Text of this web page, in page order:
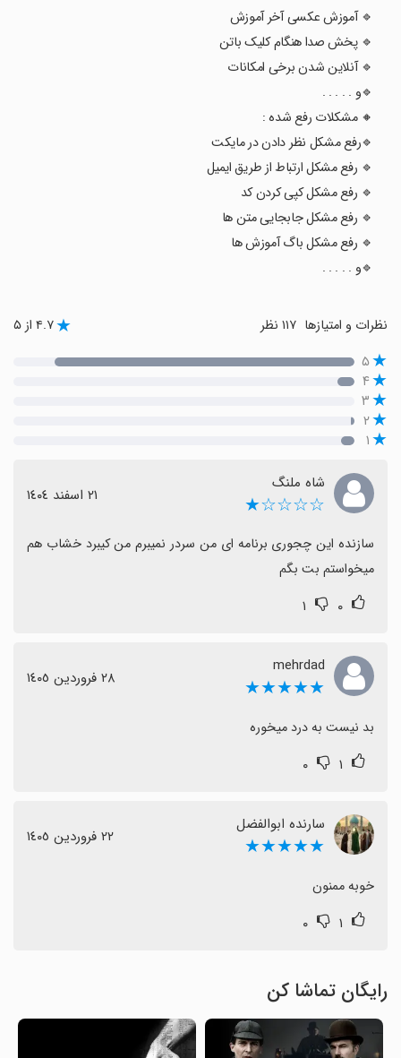
🔹 آموزش عکسی آخر آموزش
🔹 پخش صدا هنگام کلیک باتن
🔹 آنلاین شدن برخی امکانات
🔹و . . . . .
‌🔸 مشکلات رفع شده :
‌🔹‌رفع مشکل نظر دادن در مایکت
🔹 رفع مشکل ارتباط از طریق ایمیل
🔹 رفع مشکل کپی کردن کد
🔹 رفع مشکل جابجایی متن ها
🔹 رفع مشکل باگ آموزش ها
‌🔹و . . . . .
نظرات و امتیازها ۴.۷ از ۵
۵
۴
۳
۲
۱
شاه ملنگ
☆☆☆☆★ ٢١ اسفند ١٤٠٤
میخواستم بت بگم
۰ ۱
mehrdad
★★★★★ ٢٨ فروردین ١٤٠٥
بد نیست به درد میخوره
۱ ۰
سارنده ابوالفضل
★★★★★ ٢٢ فروردین ١٤٠٥
خوبه ممنون
۱ ۰
رایگان تماشا کن